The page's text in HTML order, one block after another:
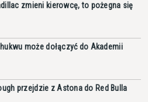
zmieni kierowcę, to pożegna się
może dołączyć do Akademii
przejdzie z Astona do Red Bulla